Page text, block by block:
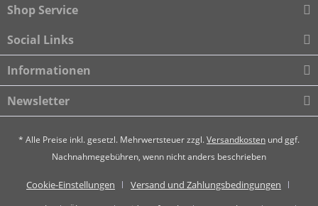
Shop Service
Social Links
Informationen
Newsletter
* Alle Preise inkl. gesetzl. Mehrwertsteuer zzgl.Versandkosten und ggf.
Nachnahmegebühren, wenn nicht anders beschrieben
Cookie-Einstellungen
Versand und Zahlungsbedingungen